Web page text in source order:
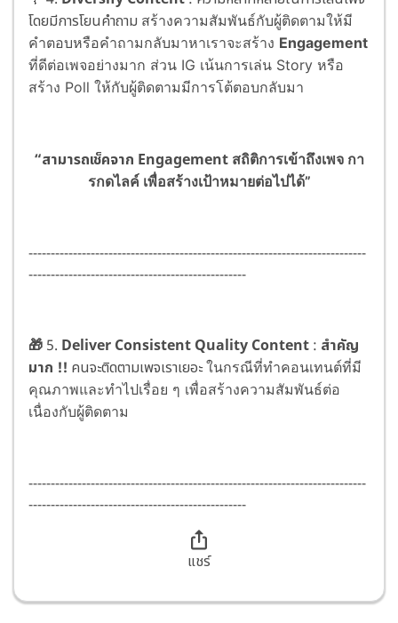
โดยมีการโยนคำถาม สร้างความสัมพันธ์กับผู้ติดตามให้มี
คำตอบหรือคำถามกลับมาหาเราจะสร้าง Engagement
ที่ดีต่อเพจอย่างมาก ส่วน IG เน้นการเล่น Story หรือ
สร้าง Poll ให้กับผู้ติดตามมีการโต้ตอบกลับมา
“สามารถเช็คจาก Engagement สถิติการเข้าถึงเพจ กา
รกดไลค์ เพื่อสร้างเป้าหมายต่อไปได้”
----------------------------------------------------------------------------
-------------------------------------------------
🎁 5. Deliver Consistent Quality Content : สำคัญ
มาก !! คนจะติดตามเพจเราเยอะในกรณีที่ทำคอนเทนต์ที่มี
คุณภาพและทำไปเรื่อย ๆ เพื่อสร้างความสัมพันธ์ต่อ
เนื่องกับผู้ติดตาม
----------------------------------------------------------------------------
-------------------------------------------------
แชร์